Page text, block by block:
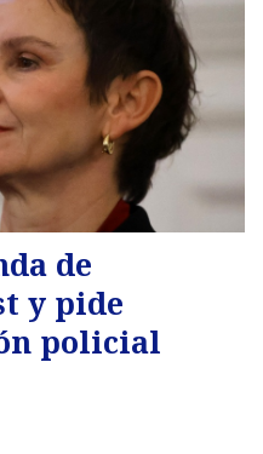
de
y pide
policial